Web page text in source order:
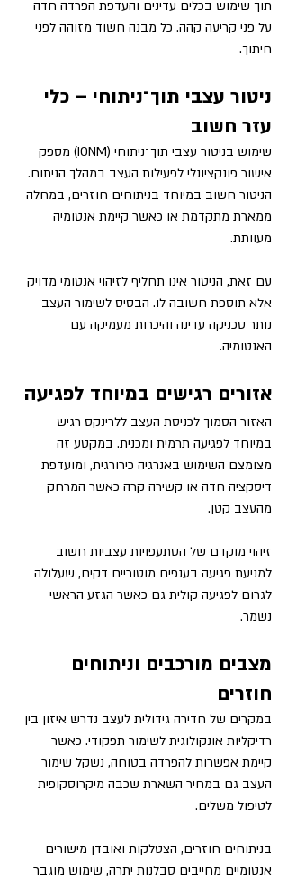
תוך שימוש בכלים עדינים והעדפת הפרדה חדה
על פני קריעה קהה. כל מבנה חשוד מזוהה לפני
חיתוך.
ניטור עצבי תוך־ניתוחי – כלי
עזר חשוב
שימוש בניטור עצבי תוך־ניתוחי (IONM) מספק
אישור פונקציונלי לפעילות העצב במהלך הניתוח.
הניטור חשוב במיוחד בניתוחים חוזרים, במחלה
ממארת מתקדמת או כאשר קיימת אנטומיה
מעוותת.
עם זאת, הניטור אינו תחליף לזיהוי אנטומי מדויק
אלא תוספת חשובה לו. הבסיס לשימור העצב
נותר טכניקה עדינה והיכרות מעמיקה עם
האנטומיה.
אזורים רגישים במיוחד לפגיעה
האזור הסמוך לכניסת העצב ללרינקס רגיש
במיוחד לפגיעה תרמית ומכנית. במקטע זה
מצומצם השימוש באנרגיה כירורגית, ומועדפת
דיסקציה חדה או קשירה קרה כאשר המרחק
מהעצב קטן.
זיהוי מוקדם של הסתעפויות עצביות חשוב
למניעת פגיעה בענפים מוטוריים דקים, שעלולה
לגרום לפגיעה קולית גם כאשר הגזע הראשי
נשמר.
מצבים מורכבים וניתוחים
חוזרים
במקרים של חדירה גידולית לעצב נדרש איזון בין
רדיקליות אונקולוגית לשימור תפקודי. כאשר
קיימת אפשרות להפרדה בטוחה, נשקל שימור
העצב גם במחיר השארת שכבה מיקרוסקופית
לטיפול משלים.
בניתוחים חוזרים, הצטלקות ואובדן מישורים
אנטומיים מחייבים סבלנות יתרה, שימוש מוגבר